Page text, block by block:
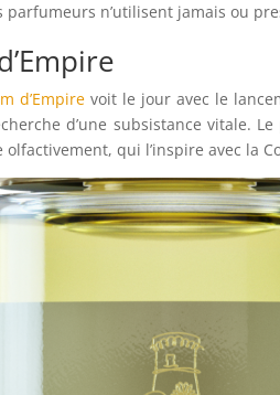
parfumeurs n’utilisent jamais ou
d’Empirevoit le jour avec le
d’une subsistance vitale.
olfactivement, qui l’inspire avec la